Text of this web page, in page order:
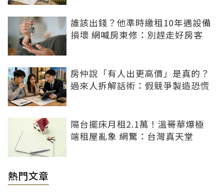
誰該出錢？他準時繳租10年遇設備
損壞 網喊房東修：別趕走好房客
房仲說「有人出更高價」是真的？
過來人拆解話術：假競爭製造恐慌
陽台擺床月租2.1萬！溫哥華爆極
端租屋亂象 網驚：台灣真天堂
熱門文章